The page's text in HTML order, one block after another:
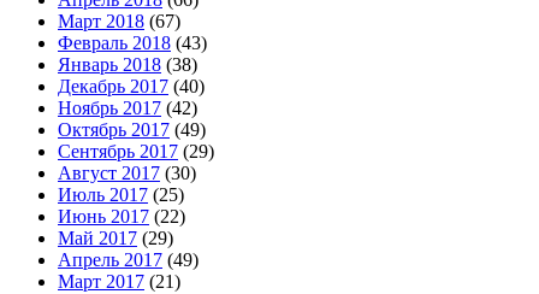
Март 2018 (67)
Февраль 2018 (43)
Январь 2018 (38)
Декабрь 2017 (40)
Ноябрь 2017 (42)
Октябрь 2017 (49)
Сентябрь 2017 (29)
Август 2017 (30)
Июль 2017 (25)
Июнь 2017 (22)
Май 2017 (29)
Апрель 2017 (49)
Март 2017 (21)